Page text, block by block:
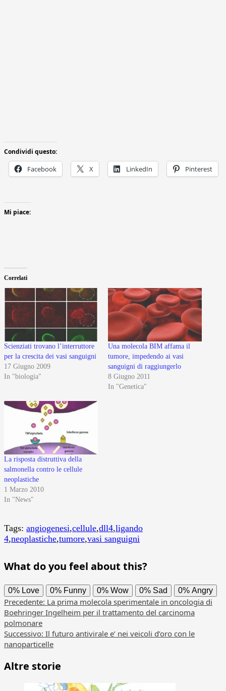
Condividi questo:
Facebook X LinkedIn Pinterest
Mi piace:
Correlati
Scienziati trovano l’interruttore
per la crescita dei vasi sanguigni
17 Giugno 2009
In "biologia"
Una molecola BIM affama il
tumore, impedendo ai vasi
sanguigni di raggiungerlo
8 Giugno 2011
In "Genetica"
La risposta distruttiva della
salmonella contro le cellule
neoplastiche
1 Marzo 2010
In "News"
Tags: angiogenesi,cellule,dll4,ligando
4,neoplastiche,tumore,vasi sanguigni
What do you feel about this?
0% Love 0% Funny 0% Wow 0% Sad 0% Angry
Navigazione
articolo
Precedente: La prima molecola sperimentale in oncologia di
Boehringer Ingelheim per il trattamento del carcinoma
polmonare
Successivo: Il futuro antivirale e’ nei veicoli d’oro con le
nanoparticelle
Altre storie